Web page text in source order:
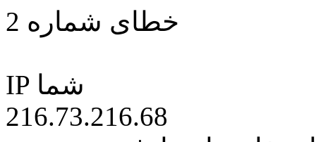
خطای شماره 2
IP شما
216.73.216.68